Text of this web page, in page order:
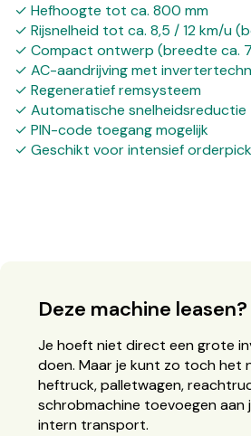
✓ Hefhoogte tot ca. 800 mm
✓ Rijsnelheid tot ca. 8,5 / 12 km/u
✓ Compact ontwerp (breedte ca.
✓ AC-aandrijving met
✓ Regeneratief remsysteem
✓ Automatische snelheidsreductie
✓ PIN-code toegang mogelijk
✓ Geschikt voor intensief
Deze machine leasen?
Je hoeft niet direct een grote
doen. Maar je kunt zo toch het
heftruck, palletwagen,
schrobmachine toevoegen aan
intern transport.